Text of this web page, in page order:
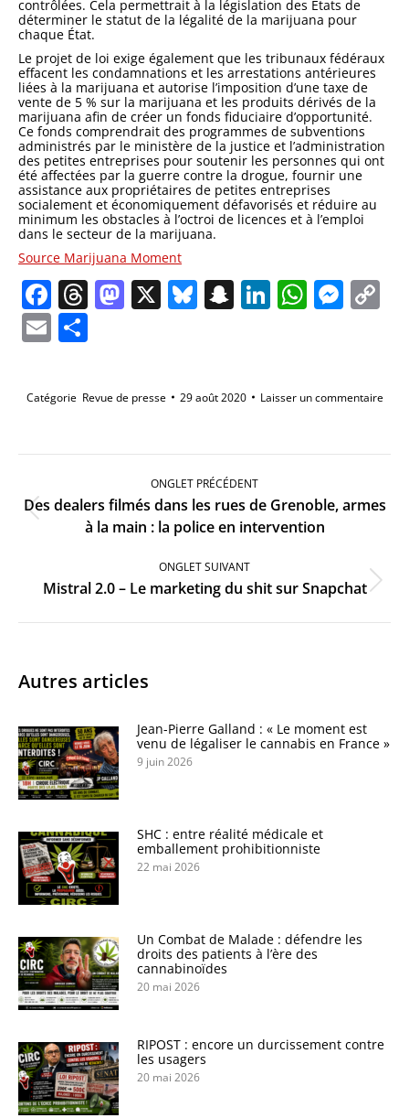
contrôlées. Cela permettrait à la législation des États de
déterminer le statut de la légalité de la marijuana pour
chaque État.
Le projet de loi exige également que les tribunaux fédéraux
effacent les condamnations et les arrestations antérieures
liées à la marijuana et autorise l’imposition d’une taxe de
vente de 5 % sur la marijuana et les produits dérivés de la
marijuana afin de créer un fonds fiduciaire d’opportunité.
Ce fonds comprendrait des programmes de subventions
administrés par le ministère de la justice et l’administration
des petites entreprises pour soutenir les personnes qui ont
été affectées par la guerre contre la drogue, fournir une
assistance aux propriétaires de petites entreprises
socialement et économiquement défavorisés et réduire au
minimum les obstacles à l’octroi de licences et à l’emploi
dans le secteur de la marijuana.
Source Marijuana Moment
Facebook
Threads
Mastodon
X Bluesky
Snapchat
LinkedIn
Email
Catégorie Revue de presse 29 août 2020 Laisser un commentaire
Navigation
ONGLET PRÉCÉDENT
Onglet
précédent
Des dealers filmés dans les rues de Grenoble, armes
à la main : la police en intervention
ONGLET SUIVANT
Onglet
suivant
Mistral 2.0 – Le marketing du shit sur Snapchat
Autres articles
Jean-Pierre Galland : « Le moment est
venu de légaliser le cannabis en France »
9 juin 2026
SHC : entre réalité médicale et
emballement prohibitionniste
22 mai 2026
Un Combat de Malade : défendre les
droits des patients à l’ère des
cannabinoïdes
20 mai 2026
RIPOST : encore un durcissement contre
les usagers
20 mai 2026